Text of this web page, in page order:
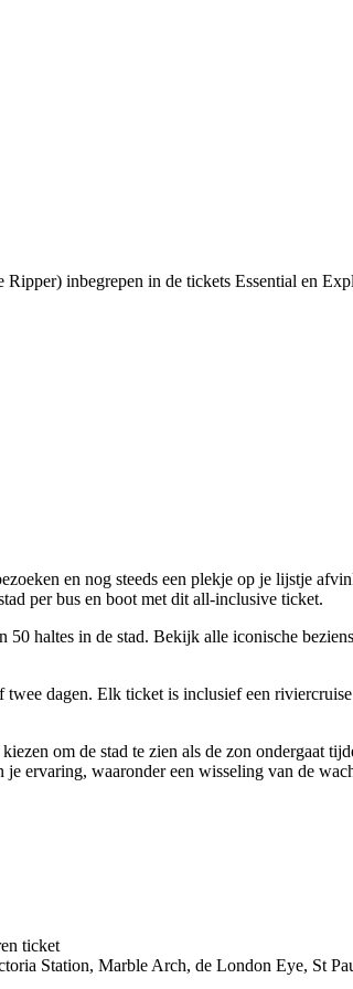
inbegrepen in de tickets Essential en
en nog steeds een plekje op je lijstje
per bus en boot met dit all-inclusive ticket.
haltes in de stad. Bekijk alle iconische
dagen. Elk ticket is inclusief een
om de stad te zien als de zon ondergaat
ervaring, waaronder een wisseling van de
ticket
Station, Marble Arch, de London Eye, St